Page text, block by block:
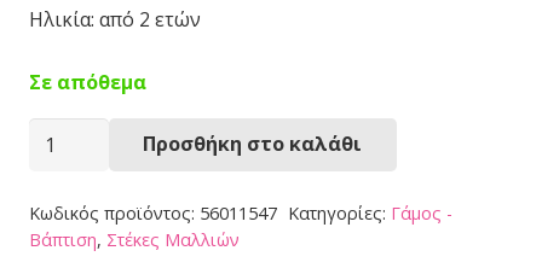
Ηλικία: από 2 ετών
Σε απόθεμα
Στέκα
56011547
ποσότητα
Προσθήκη στο καλάθι
Κωδικός προϊόντος: 56011547 Κατηγορίες: Γάμος -
Βάπτιση, Στέκες Μαλλιών